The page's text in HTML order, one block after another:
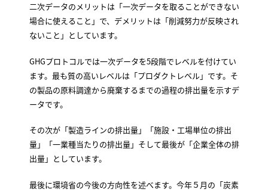
二次データのメリットは「一次データを取ることができない
場合に使えること」で、デメリットは「削減努力が反映され
ないこと」としています。
GHGプロトコルでは一次データを5段階でレベルを付けてい
ます。最も質の高いレベルは「プロダクトレベル」です。そ
の製品の原料調達から廃棄するまでの過程の排出量を示すデ
ータです。
その次が「製造ラインの排出量」「施設・工場単位の排出
量」「一業種当たりの排出量」そして最後が「企業全体の排
出量」としています。
最後に環境省の今後の方向性を述べます。今年５月の「炭素